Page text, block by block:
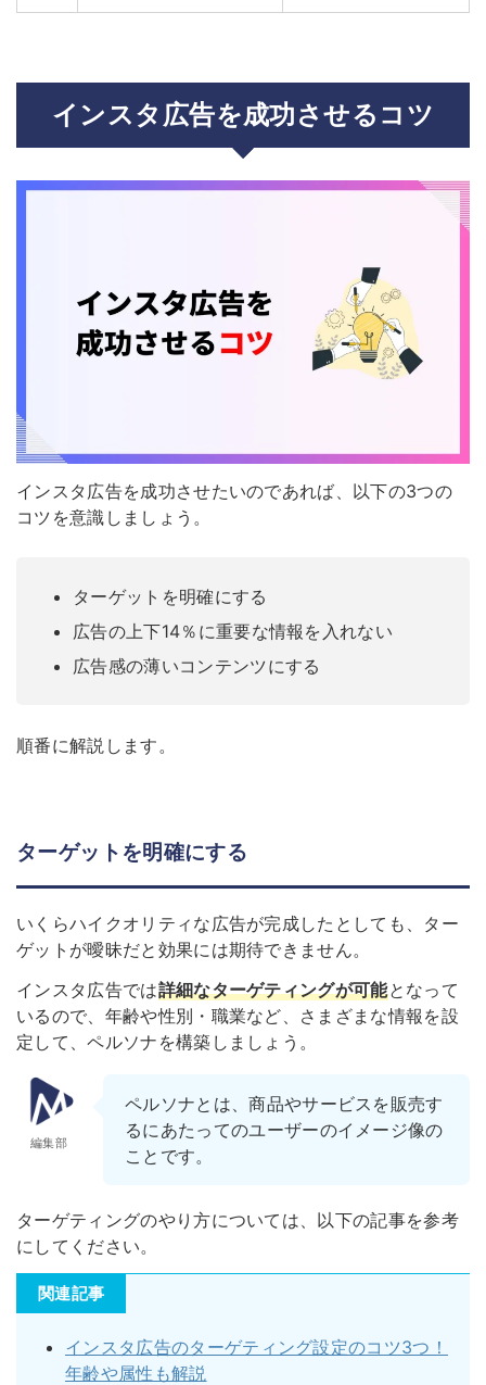
インスタ広告を成功させるコツ
インスタ広告を成功させたいのであれば、以下の3つの
コツを意識しましょう。
ターゲットを明確にする
広告の上下14％に重要な情報を入れない
広告感の薄いコンテンツにする
順番に解説します。
ターゲットを明確にする
いくらハイクオリティな広告が完成したとしても、ター
ゲットが曖昧だと効果には期待できません。
インスタ広告では詳細なターゲティングが可能となって
いるので、年齢や性別・職業など、さまざまな情報を設
定して、ペルソナを構築しましょう。
編集部
ペルソナとは、商品やサービスを販売す
るにあたってのユーザーのイメージ像の
ことです。
ターゲティングのやり方については、以下の記事を参考
にしてください。
関連記事
インスタ広告のターゲティング設定のコツ3つ！
年齢や属性も解説